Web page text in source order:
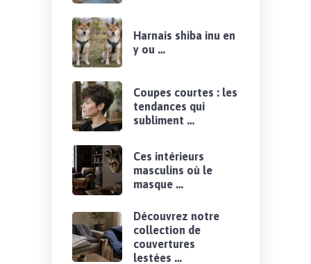
Harnais shiba inu en
y ou …
Coupes courtes : les
tendances qui
subliment …
Ces intérieurs
masculins où le
masque …
Découvrez notre
collection de
couvertures
lestées …